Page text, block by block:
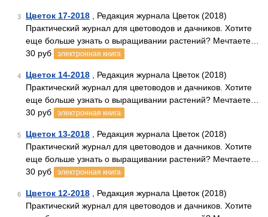
3 Цветок 17-2018 , Редакция журнала Цветок (2018)
Практический журнал для цветоводов и дачников. Хотите
еще больше узнать о выращивании растений? Мечтаете…
30 руб
электронная книга
4 Цветок 14-2018 , Редакция журнала Цветок (2018)
Практический журнал для цветоводов и дачников. Хотите
еще больше узнать о выращивании растений? Мечтаете…
30 руб
электронная книга
5 Цветок 13-2018 , Редакция журнала Цветок (2018)
Практический журнал для цветоводов и дачников. Хотите
еще больше узнать о выращивании растений? Мечтаете…
30 руб
электронная книга
6 Цветок 12-2018 , Редакция журнала Цветок (2018)
Практический журнал для цветоводов и дачников. Хотите